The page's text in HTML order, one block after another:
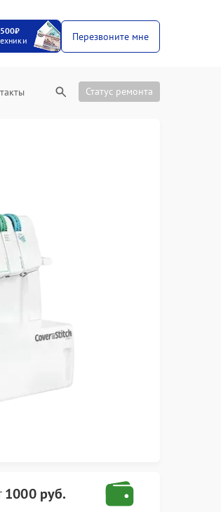
Перезвоните мне
Статус ремонта
1000 руб.